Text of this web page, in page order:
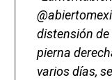
distensión
pierna
varios días,